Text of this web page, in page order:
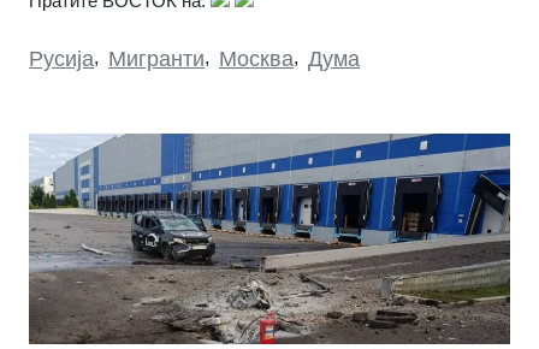
Русија, Мигранти, Москва, Дума